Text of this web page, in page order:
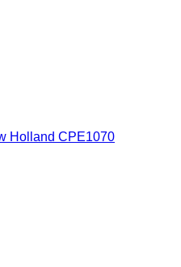
Holland CPE1070